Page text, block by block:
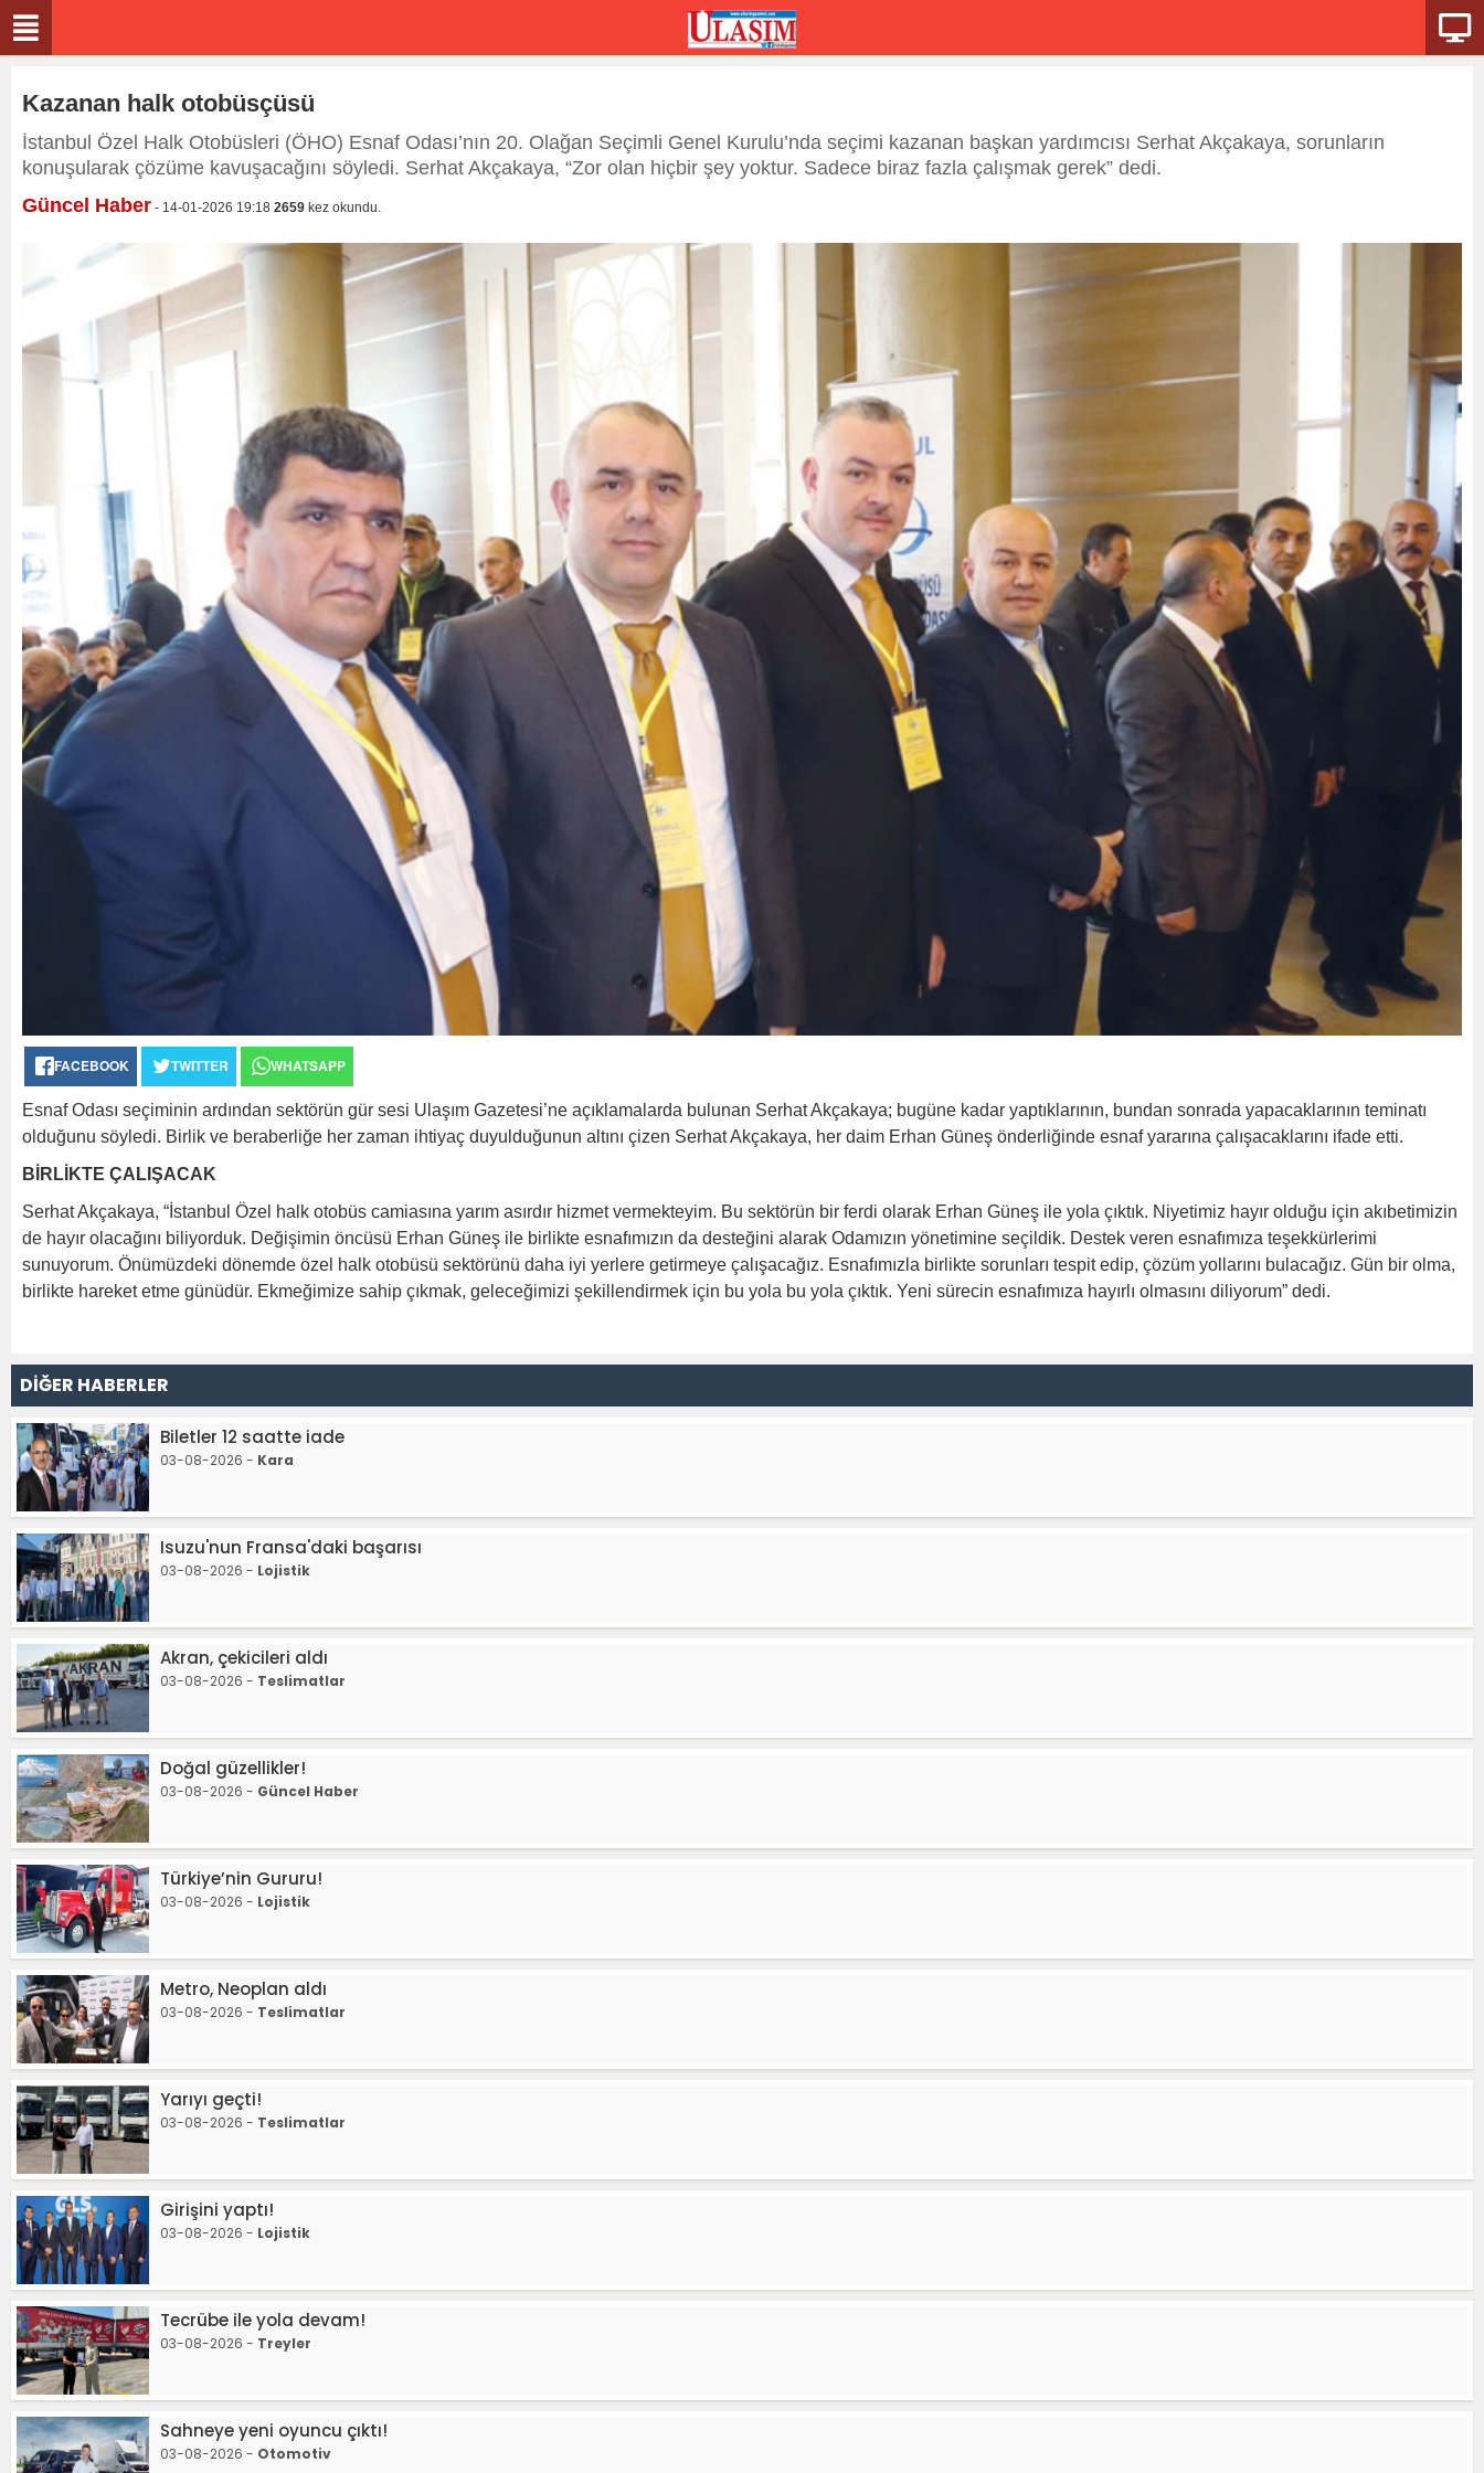
Kazanan halk otobüsçüsü
İstanbul Özel Halk Otobüsleri (ÖHO) Esnaf Odası’nın 20. Olağan Seçimli Genel Kurulu’nda seçimi kazanan başkan yardımcısı Serhat Akçakaya, sorunların
konuşularak çözüme kavuşacağını söyledi. Serhat Akçakaya, “Zor olan hiçbir şey yoktur. Sadece biraz fazla çalışmak gerek” dedi.
Güncel Haber - 14-01-2026 19:18 2659 kez okundu.
FACEBOOK TWITTER WHATSAPP
Esnaf Odası seçiminin ardından sektörün gür sesi Ulaşım Gazetesi’ne açıklamalarda bulunan Serhat Akçakaya; bugüne kadar yaptıklarının, bundan sonrada yapacaklarının teminatı
olduğunu söyledi. Birlik ve beraberliğe her zaman ihtiyaç duyulduğunun altını çizen Serhat Akçakaya, her daim Erhan Güneş önderliğinde esnaf yararına çalışacaklarını ifade etti.
BİRLİKTE ÇALIŞACAK
Serhat Akçakaya, “İstanbul Özel halk otobüs camiasına yarım asırdır hizmet vermekteyim. Bu sektörün bir ferdi olarak Erhan Güneş ile yola çıktık. Niyetimiz hayır olduğu için akıbetimizin
de hayır olacağını biliyorduk. Değişimin öncüsü Erhan Güneş ile birlikte esnafımızın da desteğini alarak Odamızın yönetimine seçildik. Destek veren esnafımıza teşekkürlerimi
sunuyorum. Önümüzdeki dönemde özel halk otobüsü sektörünü daha iyi yerlere getirmeye çalışacağız. Esnafımızla birlikte sorunları tespit edip, çözüm yollarını bulacağız. Gün bir olma,
birlikte hareket etme günüdür. Ekmeğimize sahip çıkmak, geleceğimizi şekillendirmek için bu yola bu yola çıktık. Yeni sürecin esnafımıza hayırlı olmasını diliyorum” dedi.
DİĞER HABERLER
Biletler 12 saatte iade
03-08-2026 - Kara
Isuzu'nun Fransa'daki başarısı
03-08-2026 - Lojistik
Akran, çekicileri aldı
03-08-2026 - Teslimatlar
Doğal güzellikler!
03-08-2026 - Güncel Haber
Türkiye’nin Gururu!
03-08-2026 - Lojistik
Metro, Neoplan aldı
03-08-2026 - Teslimatlar
Yarıyı geçti!
03-08-2026 - Teslimatlar
Girişini yaptı!
03-08-2026 - Lojistik
Tecrübe ile yola devam!
03-08-2026 - Treyler
Sahneye yeni oyuncu çıktı!
03-08-2026 - Otomotiv